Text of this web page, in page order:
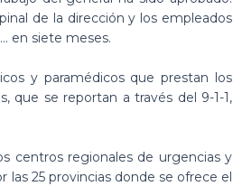
de la dirección y los empleados
en siete meses.
y paramédicos que prestan los
que se reportan a través del 9-1-1,
centros regionales de urgencias y
25 provincias donde se ofrece el